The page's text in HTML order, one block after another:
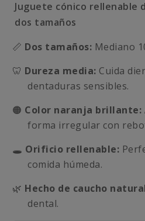
Juguete cónico rellenable
dos tamaños
📏 Dos tamaños: Mediano
🦷 Dureza media: Cuida
dentaduras sensibles.
🟠 Color naranja brillante:
forma irregular con
🕳️ Orificio rellenable:
comida húmeda.
🌿 Hecho de caucho
dental.